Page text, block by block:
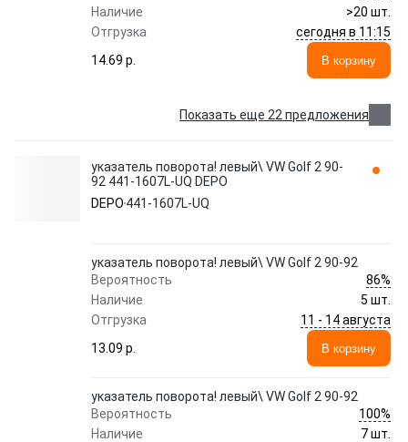
Наличие
>20 шт.
Отгрузка
сегодня в 11:15
14.69 p.
В корзину
Показать еще 22 предложения
указатель поворота! левый\ VW Golf 2 90-
92 441-1607L-UQ DEPO
DEPO 441-1607L-UQ
указатель поворота! левый\ VW Golf 2 90-92
Вероятность
86%
Наличие
5 шт.
Отгрузка
11 - 14 августа
13.09 p.
В корзину
указатель поворота! левый\ VW Golf 2 90-92
Вероятность
100%
Наличие
7 шт.